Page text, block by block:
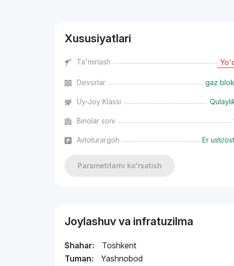
Xususiyatlari
Ta'mirlash
Devorlar gaz
Uy-Joy Klassi
Binolar soni
Avtoturargoh Er usti/
Parametrlarni ko'rsatish
Joylashuv va infratuzilma
Shahar:
Toshkent
Tuman:
Yashnobod